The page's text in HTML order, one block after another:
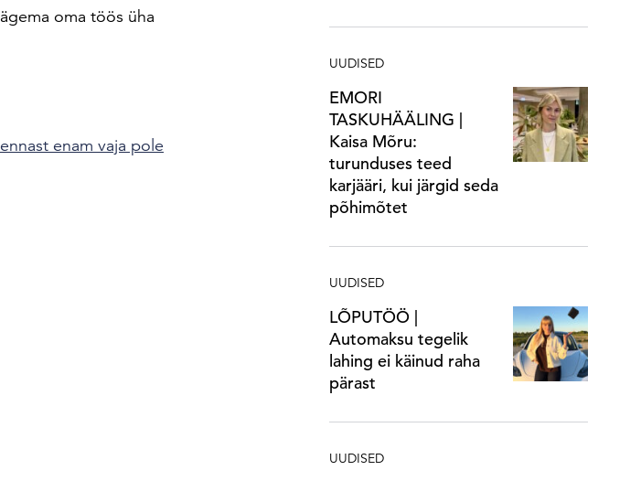
oma töös üha
enam vaja pole
UUDISED
EMORI
TASKUHÄÄLING |
Kaisa Mõru:
turunduses teed
karjääri, kui järgid seda
põhimõtet
UUDISED
LÕPUTÖÖ |
Automaksu tegelik
lahing ei käinud raha
pärast
UUDISED